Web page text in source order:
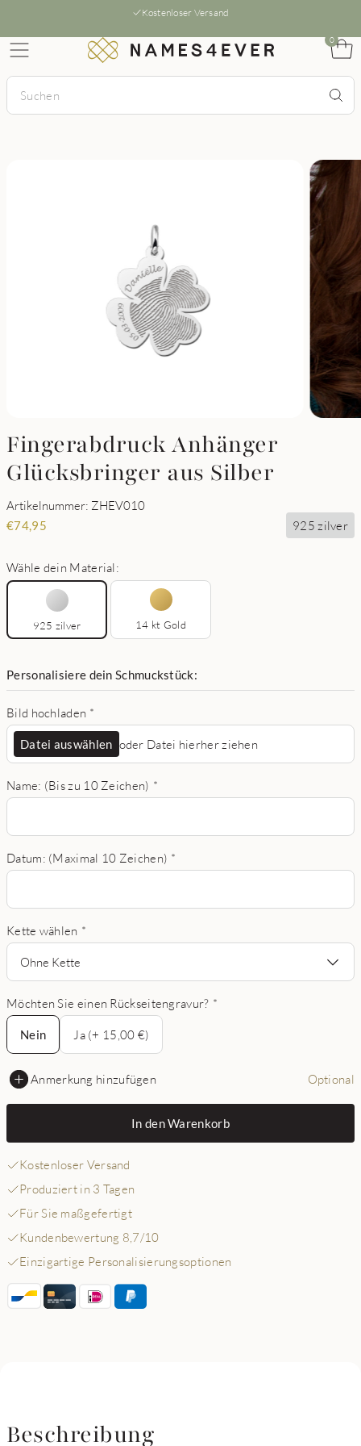
Kostenloser Versand
0
Fingerabdruck Anhänger
Glücksbringer aus Silber
Artikelnummer: ZHEV010
€74,95 925 zilver
Wähle dein Material:
925 zilver 14 kt Gold
Personalisiere dein Schmuckstück:
Bild hochladen *
Datei auswählen oder Datei hierher ziehen
Name: (Bis zu 10 Zeichen) *
Datum: (Maximal 10 Zeichen) *
Kette wählen *
Ohne Kette
Möchten Sie einen Rückseitengravur? *
Nein
Nein
Ja (+ 15,00 €)
Anmerkung hinzufügen Optional
In den Warenkorb
Kostenloser Versand
Produziert in 3 Tagen
Für Sie maßgefertigt
Kundenbewertung 8,7/10
Einzigartige Personalisierungsoptionen
Beschreibung